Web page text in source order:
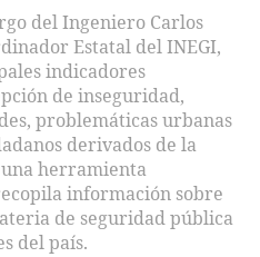
del Ingeniero Carlos
Estatal del INEGI,
indicadores
de inseguridad,
problemáticas urbanas
derivados de la
una herramienta
información sobre
de seguridad pública
del país.